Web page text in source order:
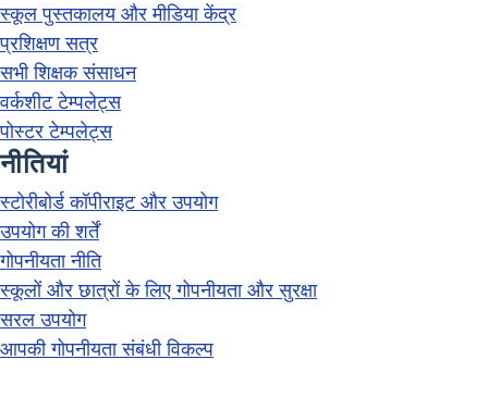
स्कूल पुस्तकालय और मीडिया केंद्र
प्रशिक्षण सत्र
सभी शिक्षक संसाधन
वर्कशीट टेम्पलेट्स
पोस्टर टेम्पलेट्स
नीतियां
स्टोरीबोर्ड कॉपीराइट और उपयोग
उपयोग की शर्तें
गोपनीयता नीति
स्कूलों और छात्रों के लिए गोपनीयता और सुरक्षा
सरल उपयोग
आपकी गोपनीयता संबंधी विकल्प